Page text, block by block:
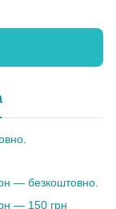
— безкоштовно.
— 150 грн